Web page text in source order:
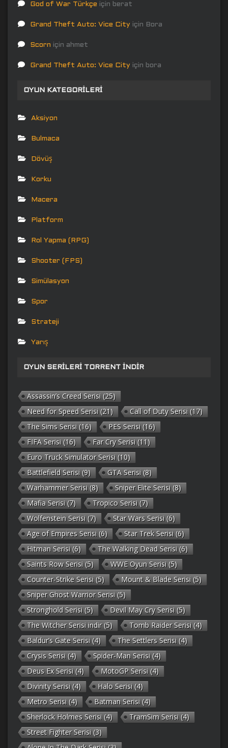
God of War Türkçe için berat
Grand Theft Auto: Vice City için Bora
Scorn için ahmet
Grand Theft Auto: Vice City için bora
OYUN KATEGORILERI
Aksiyon
Bulmaca
Dövüş
Korku
Macera
Platform
Rol Yapma (RPG)
Shooter (FPS)
Simülasyon
Spor
Strateji
Yarış
OYUN SERILERI TORRENT İNDIR
Assassin’s Creed Serisi (25)
Need for Speed Serisi (21) Call of Duty Serisi (17)
The Sims Serisi (16) PES Serisi (16)
FIFA Serisi (16) Far Cry Serisi (11)
Euro Truck Simulator Serisi (10)
Battlefield Serisi (9) GTA Serisi (8)
Warhammer Serisi (8) Sniper Elite Serisi (8)
Mafia Serisi (7) Tropico Serisi (7)
Wolfenstein Serisi (7) Star Wars Serisi (6)
Age of Empires Serisi (6) Star Trek Serisi (6)
Hitman Serisi (6) The Walking Dead Serisi (6)
Saints Row Serisi (5) WWE Oyun Serisi (5)
Counter-Strike Serisi (5) Mount & Blade Serisi (5)
Sniper Ghost Warrior Serisi (5)
Stronghold Serisi (5) Devil May Cry Serisi (5)
The Witcher Serisi indir(5) Tomb Raider Serisi (4)
Baldur’s Gate Serisi (4) The Settlers Serisi (4)
Crysis Serisi (4) Spider-Man Serisi (4)
Deus Ex Serisi (4) MotoGP Serisi (4)
Divinity Serisi (4) Halo Serisi (4)
Metro Serisi (4) Batman Serisi (4)
Sherlock Holmes Serisi (4) TramSim Serisi (4)
Street Fighter Serisi (3)